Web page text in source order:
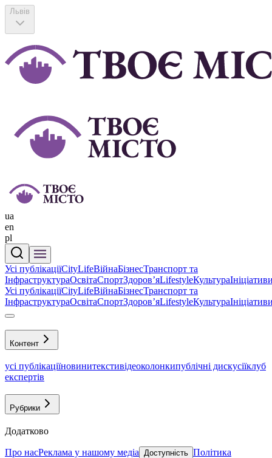
Львів
ua
en
pl
Усі публікаціїCityLifeВійнаБізнесТранспорт та
ІнфраструктураОсвітаСпортЗдоровʼяLifestyleКультура
Усі публікаціїCityLifeВійнаБізнесТранспорт та
ІнфраструктураОсвітаСпортЗдоровʼяLifestyleКультура
Контент
усі публікаціїновинитекстивідеоколонкипублічні дискусіїклуб
експертів
Рубрики
Додатково
Про насРеклама у нашому медіа Доступність Політика